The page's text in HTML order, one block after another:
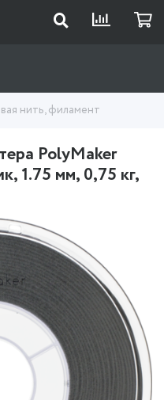
нить, филамент
PolyMaker
1.75 мм, 0,75 кг,